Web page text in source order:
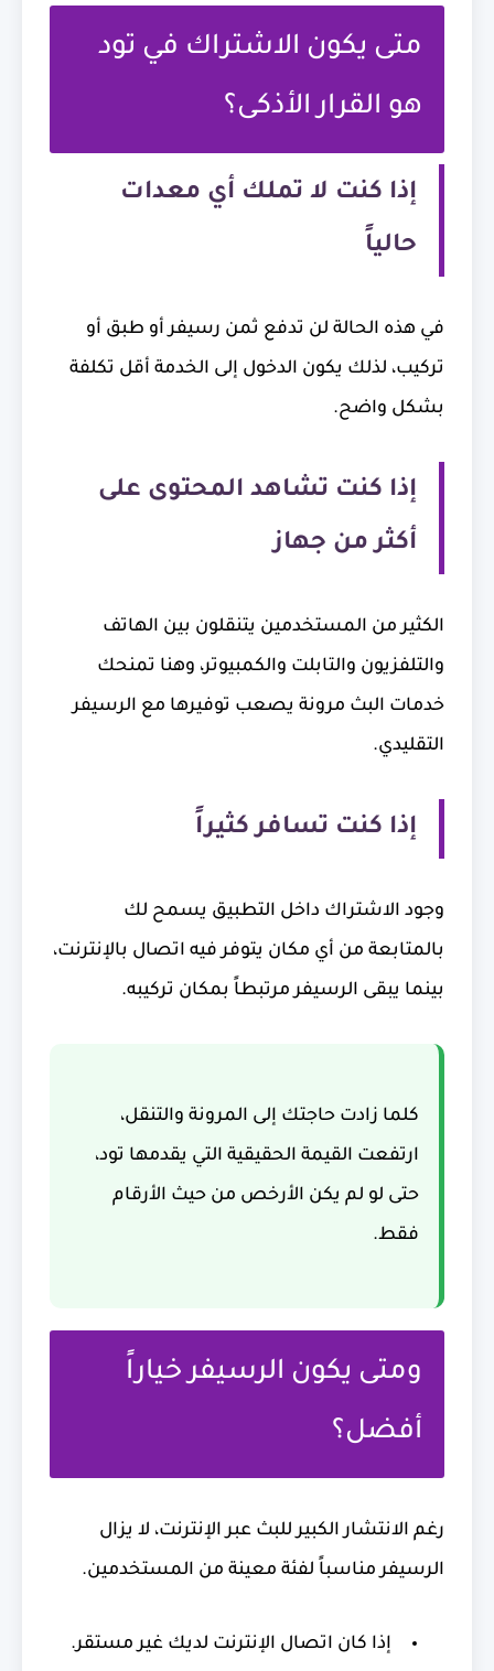
متى يكون الاشتراك في تود
هو القرار الأذكى؟
إذا كنت لا تملك أي معدات
حالياً
في هذه الحالة لن تدفع ثمن رسيفر أو طبق أو
تركيب، لذلك يكون الدخول إلى الخدمة أقل تكلفة
بشكل واضح.
إذا كنت تشاهد المحتوى على
أكثر من جهاز
الكثير من المستخدمين يتنقلون بين الهاتف
والتلفزيون والتابلت والكمبيوتر، وهنا تمنحك
خدمات البث مرونة يصعب توفيرها مع الرسيفر
التقليدي.
إذا كنت تسافر كثيراً
وجود الاشتراك داخل التطبيق يسمح لك
بالمتابعة من أي مكان يتوفر فيه اتصال بالإنترنت،
بينما يبقى الرسيفر مرتبطاً بمكان تركيبه.
كلما زادت حاجتك إلى المرونة والتنقل،
ارتفعت القيمة الحقيقية التي يقدمها تود،
حتى لو لم يكن الأرخص من حيث الأرقام
فقط.
ومتى يكون الرسيفر خياراً
أفضل؟
رغم الانتشار الكبير للبث عبر الإنترنت، لا يزال
الرسيفر مناسباً لفئة معينة من المستخدمين.
إذا كان اتصال الإنترنت لديك غير مستقر.